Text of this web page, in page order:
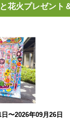
と花火プレゼン
〜2026年09月26日